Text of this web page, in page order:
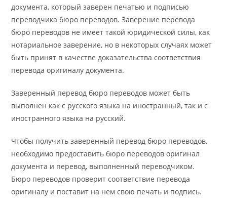
документа, который заверен печатью и подписью
переводчика бюро переводов. Заверение перевода
бюро переводов не имеет такой юридической силы, как
нотариальное заверение, но в некоторых случаях может
быть принят в качестве доказательства соответствия
перевода оригиналу документа.
Заверенный перевод бюро переводов может быть
выполнен как с русского языка на иностранный, так и с
иностранного языка на русский.
Чтобы получить заверенный перевод бюро переводов,
необходимо предоставить бюро переводов оригинал
документа и перевод, выполненный переводчиком.
Бюро переводов проверит соответствие перевода
оригиналу и поставит на нем свою печать и подпись.